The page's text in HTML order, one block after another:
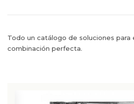
Todo un catálogo de soluciones para
combinación perfecta.